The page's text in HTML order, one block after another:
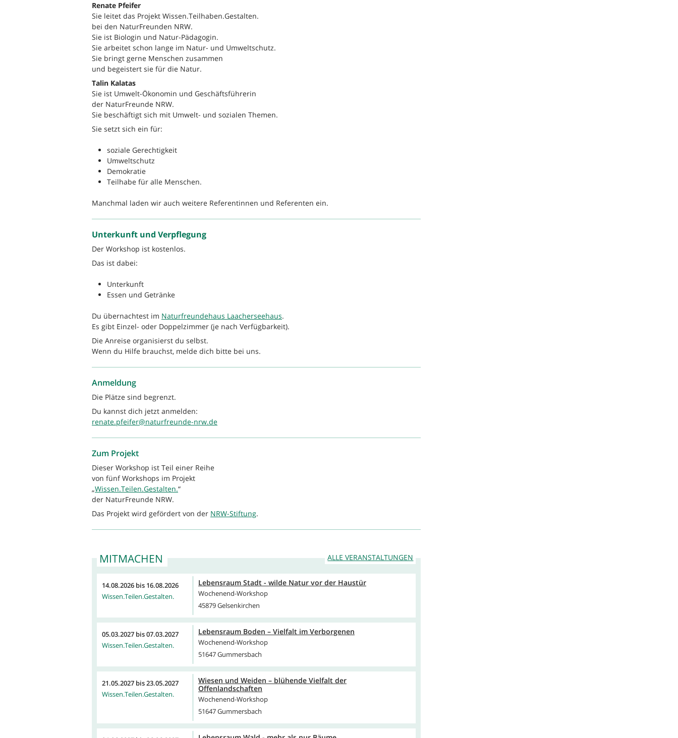
Renate Pfeifer
Sie leitet das Projekt Wissen.Teilhaben.Gestalten.
bei den NaturFreunden NRW.
Sie ist Biologin und Natur-Pädagogin.
Sie arbeitet schon lange im Natur- und Umweltschutz.
Sie bringt gerne Menschen zusammen
und begeistert sie für die Natur.
Talin Kalatas
Sie ist Umwelt-Ökonomin und Geschäftsführerin
der NaturFreunde NRW.
Sie beschäftigt sich mit Umwelt- und sozialen Themen.
Sie setzt sich ein für:
soziale Gerechtigkeit
Umweltschutz
Demokratie
Teilhabe für alle Menschen.
Manchmal laden wir auch weitere Referentinnen und Referenten ein.
Unterkunft und Verpflegung
Der Workshop ist kostenlos.
Das ist dabei:
Unterkunft
Essen und Getränke
Du übernachtest im Naturfreundehaus Laacherseehaus.
Es gibt Einzel- oder Doppelzimmer (je nach Verfügbarkeit).
Die Anreise organisierst du selbst.
Wenn du Hilfe brauchst, melde dich bitte bei uns.
Anmeldung
Die Plätze sind begrenzt.
Du kannst dich jetzt anmelden:
renate.pfeifer@naturfreunde-nrw.de
Zum Projekt
Dieser Workshop ist Teil einer Reihe
von fünf Workshops im Projekt
„Wissen.Teilen.Gestalten.“
der NaturFreunde NRW.
Das Projekt wird gefördert von der NRW-Stiftung.
ALLE VERANSTALTUNGEN
MITMACHEN
14.08.2026 bis 16.08.2026
Wissen.Teilen.Gestalten.
Lebensraum Stadt - wilde Natur vor der Haustür
Wochenend-Workshop
45879 Gelsenkirchen
05.03.2027 bis07.03.2027
Wissen.Teilen.Gestalten.
Lebensraum Boden – Vielfalt im Verborgenen
Wochenend-Workshop
51647 Gummersbach
21.05.2027 bis23.05.2027
Wissen.Teilen.Gestalten.
Wiesen und Weiden – blühende Vielfalt der
Offenlandschaften
Wochenend-Workshop
51647 Gummersbach